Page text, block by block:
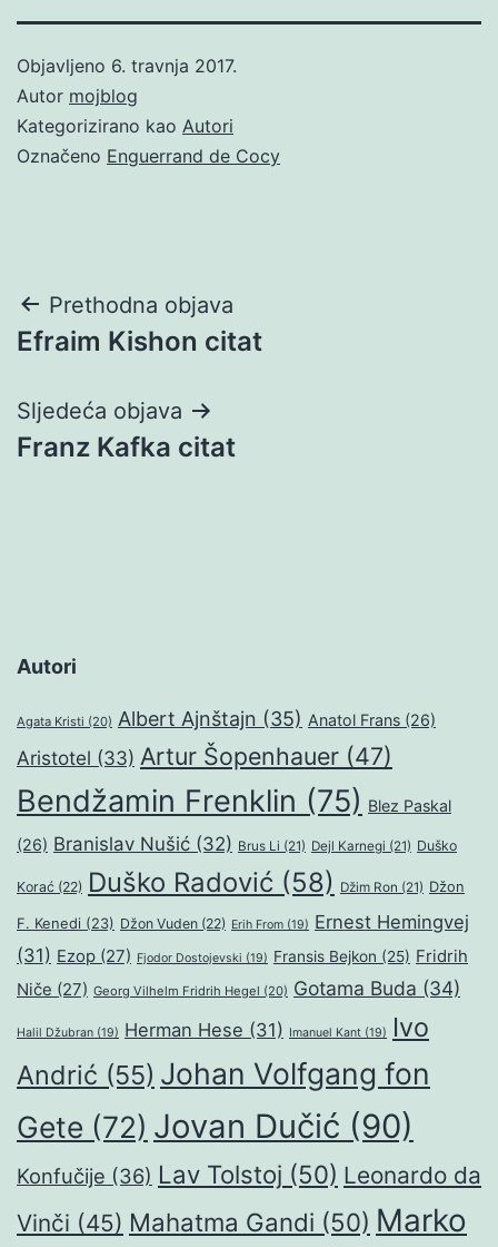
Objavljeno 6. travnja 2017.
Autor mojblog
Kategorizirano kao Autori
Označeno Enguerrand de Cocy
Navigacija
objava
Prethodna objava
Efraim Kishon citat
Sljedeća objava
Franz Kafka citat
Autori
Agata Kristi (20) Albert Ajnštajn (35) Anatol Frans (26)
Aristotel (33) Artur Šopenhauer (47)
Bendžamin Frenklin (75) Blez Paskal
(26) Branislav Nušić (32) Brus Li (21) Dejl Karnegi (21) Duško
Korać (22) Duško Radović (58) Džim Ron (21) Džon
F. Kenedi (23) Džon Vuden (22) Erih From (19) Ernest Hemingvej
(31) Ezop (27) Fjodor Dostojevski (19) Fransis Bejkon (25) Fridrih
Niče (27) Georg Vilhelm Fridrih Hegel (20) Gotama Buda (34)
Halil Džubran (19) Herman Hese (31) Imanuel Kant (19)
Ivo
Andrić (55) Johan Volfgang fon
Gete (72) Jovan Dučić (90)
Konfučije (36) Lav Tolstoj (50) Leonardo da
Vinči (45) Mahatma Gandi (50) Marko